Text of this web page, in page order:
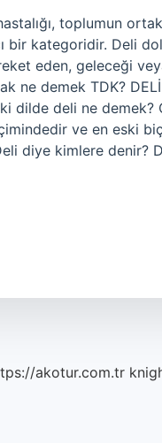
toplumun
bir kategoridir. Deli
eden, geleceği
ne demek TDK?
dilde deli ne demek?
ve en eski
diye kimlere denir?
akotur.com.tr